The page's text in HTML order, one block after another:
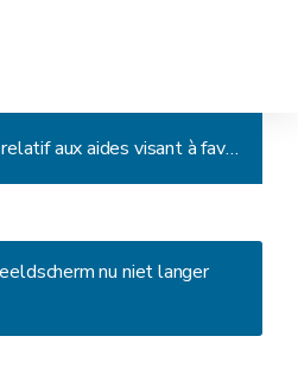
Décret relatif aux aides visant à favoriser l'engagement de demandeurs d'emploi inoccupés par les pouvoirs locaux, régionaux et communautaires, par certains employeurs du secteur non marchand, de l'enseignement (APE)
nu niet langer